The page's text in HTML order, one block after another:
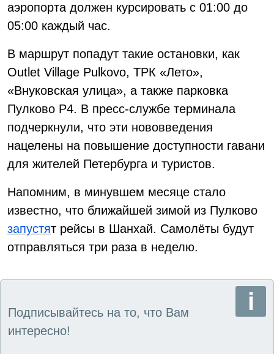
аэропорта должен курсировать с 01:00 до
05:00 каждый час.
В маршрут попадут такие остановки, как
Outlet Village Pulkovo, ТРК «Лето»,
«Внуковская улица», а также парковка
Пулково P4. В пресс-службе терминала
подчеркнули, что эти нововведения
нацелены на повышение доступности гавани
для жителей Петербурга и туристов.
Напомним, в минувшем месяце стало
известно, что ближайшей зимой из Пулково
запустят рейсы в Шанхай. Самолёты будут
отправляться три раза в неделю.
Подписывайтесь на то, что Вам
интересно!